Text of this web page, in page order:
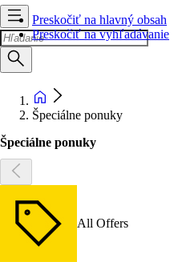
Preskočiť na hlavný obsah
Preskočiť na vyhľadávanie
Špeciálne ponuky
Špeciálne ponuky
All Offers